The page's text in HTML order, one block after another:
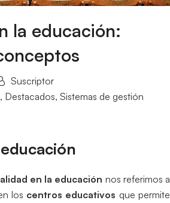
la educación:
Suscriptor
, Destacados, Sistemas de gestión
en la educación nos referimos a
los centros educativos que permite